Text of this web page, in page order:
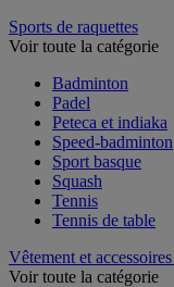
Sports de raquettes
Voir toute la catégorie
Badminton
Padel
Peteca et indiaka
Speed-badminton
Sport basque
Squash
Tennis
Tennis de table
Vêtement et
Voir toute la catégorie